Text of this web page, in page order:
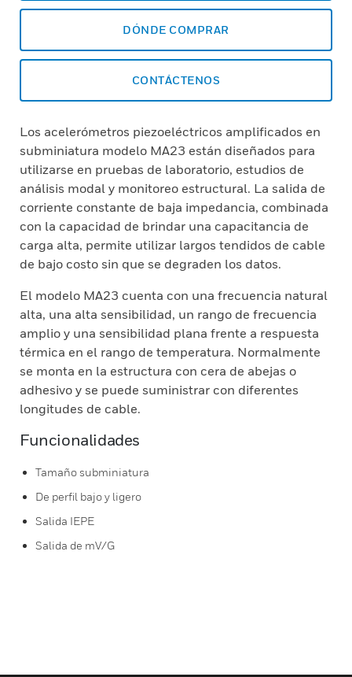
DÓNDE COMPRAR
CONTÁCTENOS
Los acelerómetros piezoeléctricos amplificados en
subminiatura modelo MA23 están diseñados para
utilizarse en pruebas de laboratorio, estudios de
análisis modal y monitoreo estructural. La salida de
corriente constante de baja impedancia, combinada
con la capacidad de brindar una capacitancia de
carga alta, permite utilizar largos tendidos de cable
de bajo costo sin que se degraden los datos.
El modelo MA23 cuenta con una frecuencia natural
alta, una alta sensibilidad, un rango de frecuencia
amplio y una sensibilidad plana frente a respuesta
térmica en el rango de temperatura. Normalmente
se monta en la estructura con cera de abejas o
adhesivo y se puede suministrar con diferentes
longitudes de cable.
Funcionalidades
Tamaño subminiatura
De perfil bajo y ligero
Salida IEPE
Salida de mV/G